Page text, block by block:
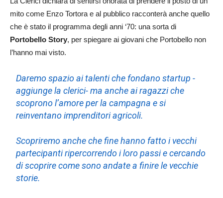
mito come Enzo Tortora e al pubblico racconterà anche quello
che è stato il programma degli anni ‘70: una sorta di
Portobello Story, per spiegare ai giovani che Portobello non
l’hanno mai visto.
Daremo spazio ai talenti che fondano startup -
aggiunge la clerici- ma anche ai ragazzi che
scoprono l’amore per la campagna e si
reinventano imprenditori agricoli.
Scopriremo anche che fine hanno fatto i vecchi
partecipanti ripercorrendo i loro passi e cercando
di scoprire come sono andate a finire le vecchie
storie.